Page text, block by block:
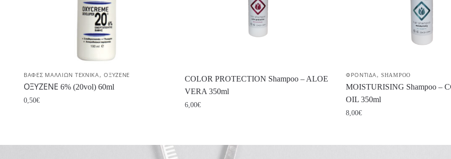
ΒΑΦΕΣ ΜΑΛΛΙΩΝ ΤΕΧΝΙΚΑ,ΟΞΥΖΕΝΕ
ΟΞΥΖΕΝΕ 6% (20vol) 60ml
0,50€
COLOR PROTECTION Shampoo – ALOE
VERA 350ml
6,00€
ΦΡΟΝΤΙΔΑ, SHAMPOO
MOISTURISING Shampoo –
OIL 350ml
8,00€